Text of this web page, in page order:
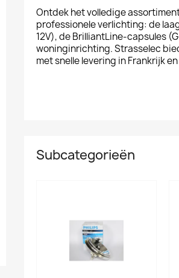
Ontdek het volledige
professionele verlichting: de
12V), deBrilliantLine-capsules
woninginrichting. Strasselec
met snelle levering in Frankrijk
Subcategorieën